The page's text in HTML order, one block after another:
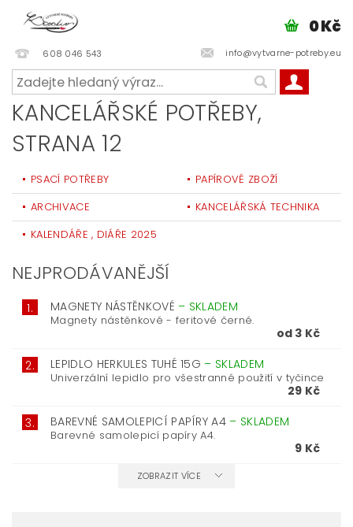
608 046 543 info@vytvarne-potreby.eu
0 Kč
KANCELÁŘSKÉ POTŘEBY,
STRANA 12
PSACÍ POTŘEBY
PAPÍROVÉ ZBOŽÍ
ARCHIVACE
KANCELÁŘSKÁ TECHNIKA
KALENDÁŘE , DIÁŘE 2025
NEJPRODÁVANĚJŠÍ
1. MAGNETY NÁSTĚNKOVÉ – SKLADEM
Magnety nástěnkové - feritové černé.
od 3 Kč
2. LEPIDLO HERKULES TUHÉ 15G – SKLADEM
Univerzální lepidlo pro všestranné použití v tyčince
29 Kč
3. BAREVNÉ SAMOLEPICÍ PAPÍRY A4 – SKLADEM
Barevné samolepicí papíry A4.
9 Kč
ZOBRAZIT VÍCE